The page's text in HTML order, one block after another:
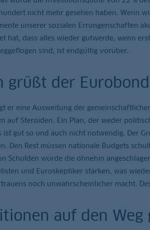
nicht mehr gesehen haben. Wenn
unserer sozialen Errungenschaften
hat, dass alles wieder gutwerde, wenn
sind, ist endgültig vorüber.
grüßt der
er eine Ausweitung der
auf Steroiden. Ein Plan, der weder
ist gut so und auch nicht notwendig. Der
Den Rest müssen nationale Budgets
Schulden würde die ohnehin
und Euroskeptiker stärken, was
noch unwahrscheinlicher macht.
auf den